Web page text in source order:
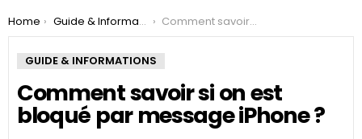
You are here:
Home Guide & Informations Comment savoir si on est bloqué par message iPhone ?
GUIDE & INFORMATIONS
Comment savoir si on est
bloqué par message iPhone ?